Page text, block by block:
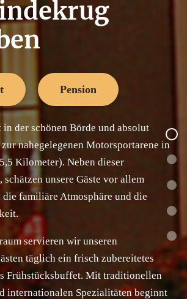
Pension
in der schönen Börde und absolut
nahegelegenen Motorsportarene in
Kilometer). Neben dieser
unsere Gäste vor allem
die familiäre Atmosphäre und die
servieren wir unseren
täglich ein frisch zubereitetes
Frühstücksbuffet. Mit traditionellen
internationalen Spezialitäten beginnt